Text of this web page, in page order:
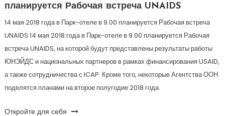
планируется Рабочая встреча UNAIDS
14 мая 2018 года в Парк-отеле в 9.00 планируется Рабочая встреча
UNAIDS 14 мая 2018 года в Парк-отеле в 9.00 планируется Рабочая
встреча UNAIDS, на которой будут представлены результаты работы
ЮНЭЙДС и национальных партнеров в рамках финансирования USAID,
а также сотрудничества с ICAP. Кроме того, некоторые Агентства ООН
поделятся планами на второе полугодие 2018 года.
Откройте для себя